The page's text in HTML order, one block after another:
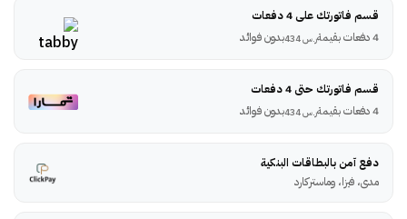
قسم فاتورتك على 4 دفعات
4 دفعات بقيمة
ر.س بدون فوائد
قسم فاتورتك حتى 4 دفعات
4 دفعات بقيمة
ر.س بدون فوائد
دفع آمن بالبطاقات البنكية
مدى، فيزا، وماستركارد